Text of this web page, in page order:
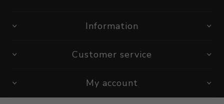
Information
Customer service
My account